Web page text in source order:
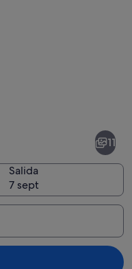
montaña con un bosque verde
11
Salida
7 sept